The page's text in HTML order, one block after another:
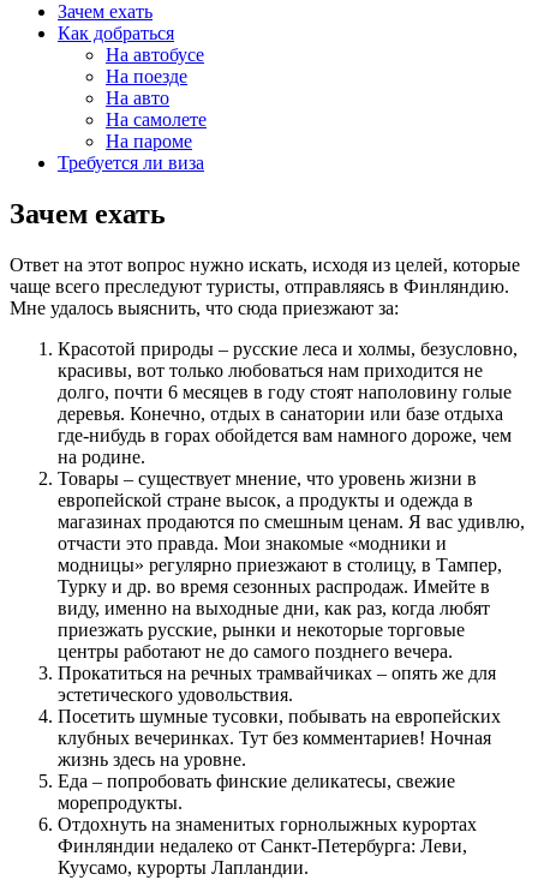
Зачем ехать
Как добраться
На автобусе
На поезде
На авто
На самолете
На пароме
Требуется ли виза
Зачем ехать
Ответ на этот вопрос нужно искать, исходя из целей, которые
чаще всего преследуют туристы, отправляясь в Финляндию.
Мне удалось выяснить, что сюда приезжают за:
Красотой природы – русские леса и холмы, безусловно,
красивы, вот только любоваться нам приходится не
долго, почти 6 месяцев в году стоят наполовину голые
деревья. Конечно, отдых в санатории или базе отдыха
где-нибудь в горах обойдется вам намного дороже, чем
на родине.
Товары – существует мнение, что уровень жизни в
европейской стране высок, а продукты и одежда в
магазинах продаются по смешным ценам. Я вас удивлю,
отчасти это правда. Мои знакомые «модники и
модницы» регулярно приезжают в столицу, в Тампер,
Турку и др. во время сезонных распродаж. Имейте в
виду, именно на выходные дни, как раз, когда любят
приезжать русские, рынки и некоторые торговые
центры работают не до самого позднего вечера.
Прокатиться на речных трамвайчиках – опять же для
эстетического удовольствия.
Посетить шумные тусовки, побывать на европейских
клубных вечеринках. Тут без комментариев! Ночная
жизнь здесь на уровне.
Еда – попробовать финские деликатесы, свежие
морепродукты.
Отдохнуть на знаменитых горнолыжных курортах
Финляндии недалеко от Санкт-Петербурга: Леви,
Куусамо, курорты Лапландии.